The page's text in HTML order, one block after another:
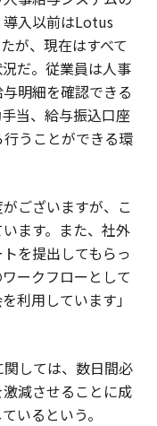
入以前はLotus
が、現在はすべて
だ。従業員は人事
明細を確認できる
当、給与振込口座
うことができる環
ございますが、こ
ます。また、社外
を提出してもらっ
ークフローとして
利用しています」
しては、数日間必
減させることに成
いるという。